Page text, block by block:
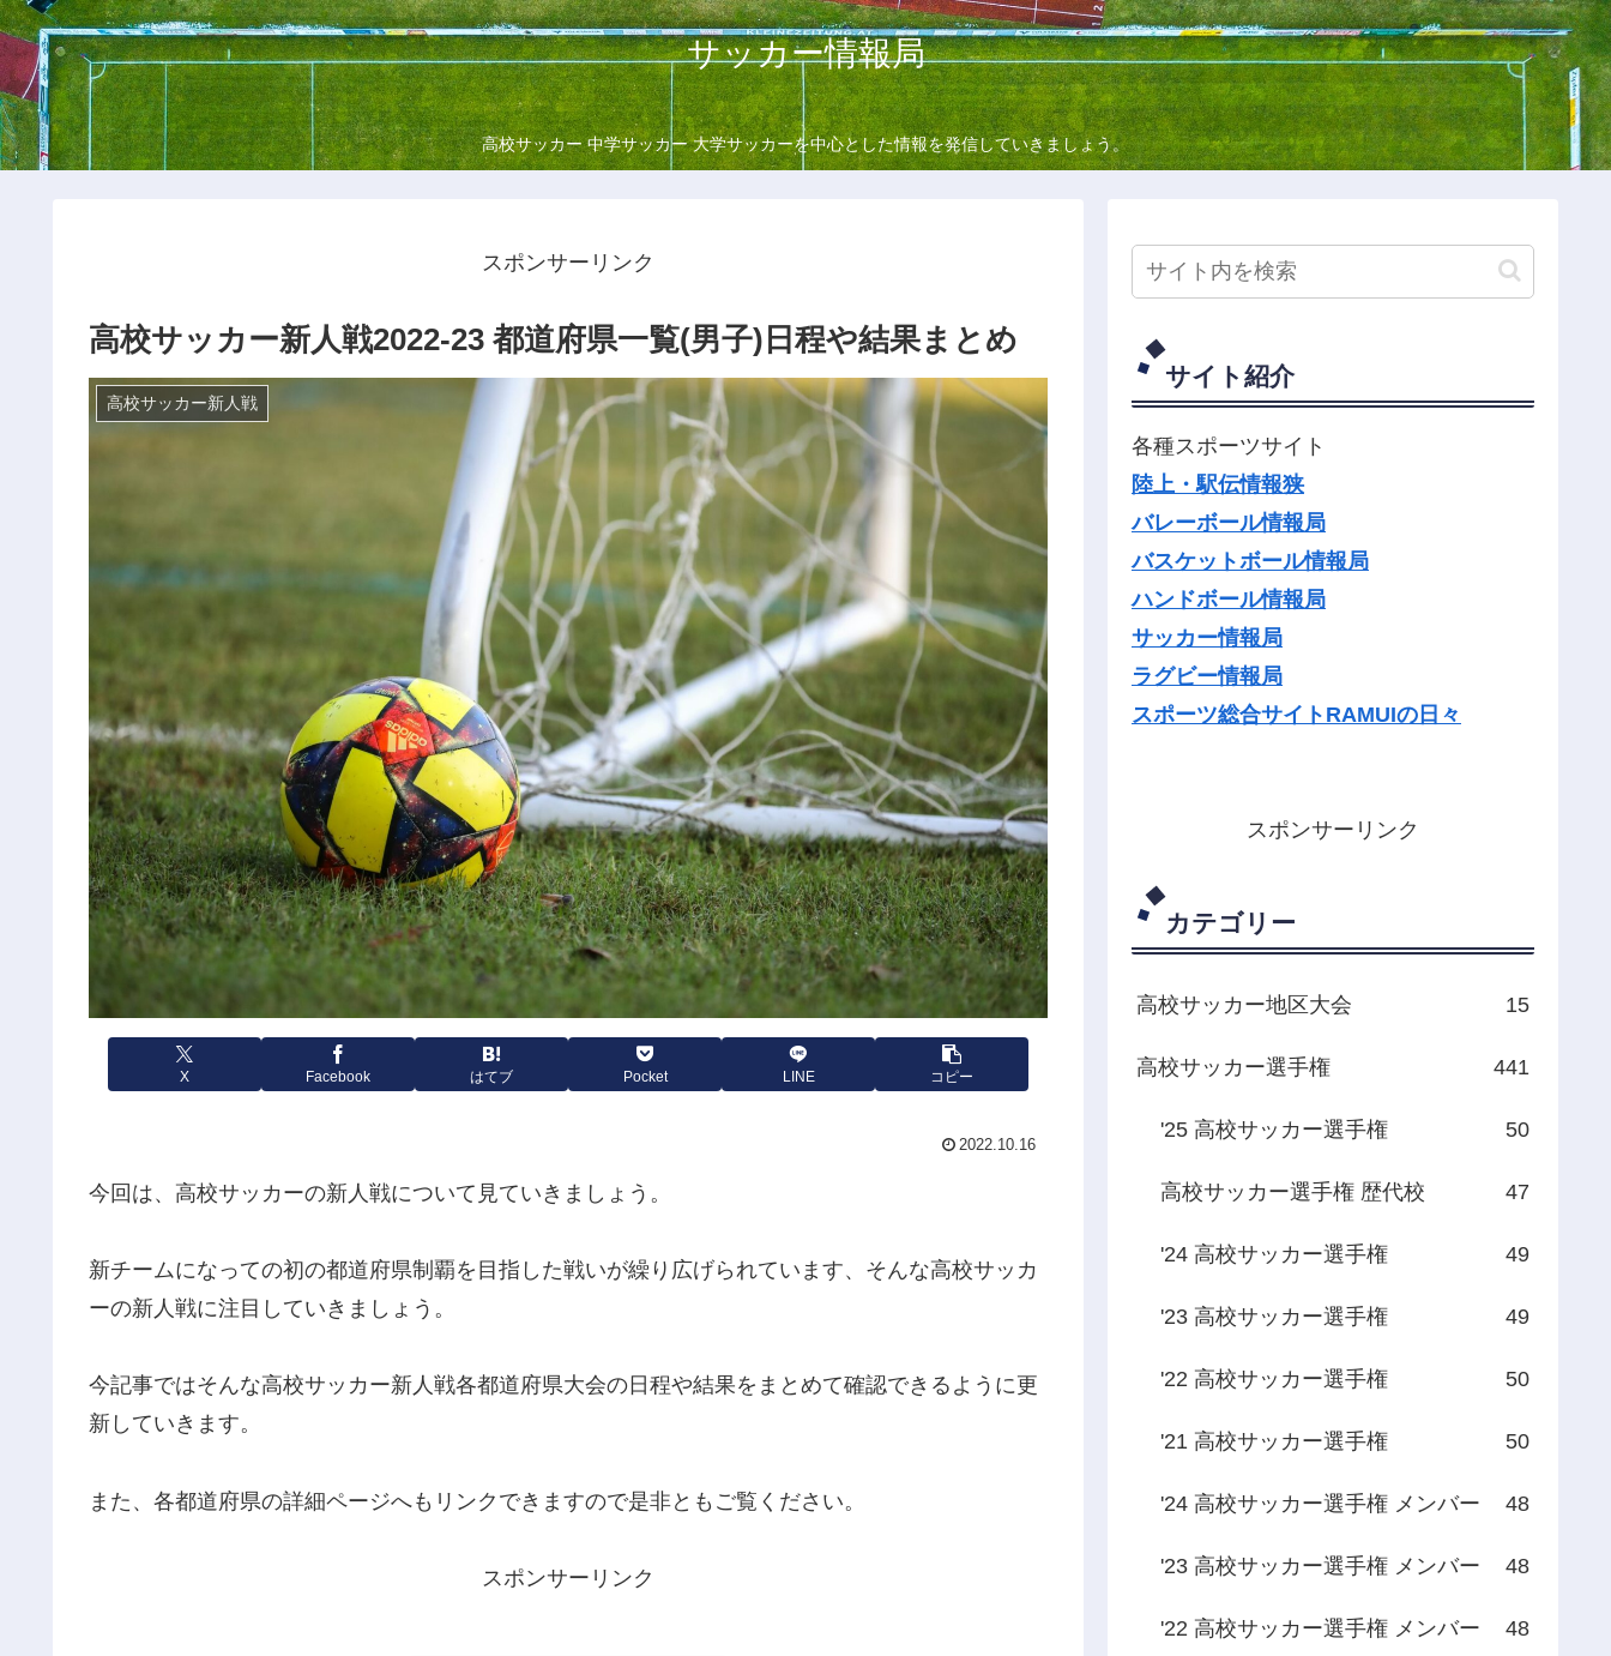
サッカー情報局
高校サッカー 中学サッカー 大学サッカーを中心とした情報を発信していきましょう。
スポンサーリンク
高校サッカー新人戦2022-23 都道府県一覧(男子)日程や結果まとめ
高校サッカー新人戦
X Facebook はてブ Pocket LINE コピー
2022.10.16
今回は、高校サッカーの新人戦について見ていきましょう。
新チームになっての初の都道府県制覇を目指した戦いが繰り広げられています、そんな高校サッカ
ーの新人戦に注目していきましょう。
今記事ではそんな高校サッカー新人戦各都道府県大会の日程や結果をまとめて確認できるように更
新していきます。
また、各都道府県の詳細ページへもリンクできますので是非ともご覧ください。
スポンサーリンク
サイト紹介
各種スポーツサイト
陸上・駅伝情報狭
バレーボール情報局
バスケットボール情報局
ハンドボール情報局
サッカー情報局
ラグビー情報局
スポーツ総合サイトRAMUIの日々
スポンサーリンク
カテゴリー
高校サッカー地区大会 15
高校サッカー選手権 441
'25 高校サッカー選手権 50
高校サッカー選手権 歴代校 47
'24 高校サッカー選手権 49
'23 高校サッカー選手権 49
'22 高校サッカー選手権 50
'21 高校サッカー選手権 50
'24 高校サッカー選手権 メンバー 48
'23 高校サッカー選手権 メンバー 48
'22 高校サッカー選手権 メンバー 48